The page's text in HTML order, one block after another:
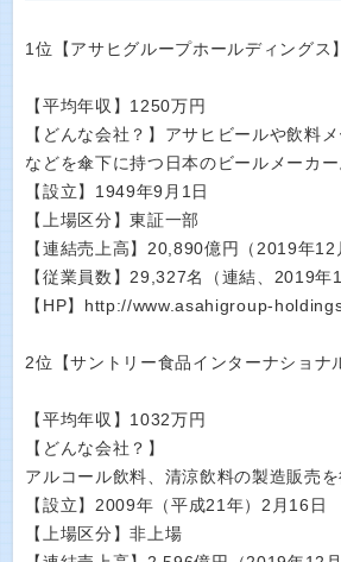
1位【アサヒグループホールディングス】
【平均年収】1250万円
【どんな会社？】アサヒビールや飲料
などを傘下に持つ日本のビールメーカー
【設立】1949年9月1日
【上場区分】東証一部
【連結売上高】20,890億円（2019年12
【従業員数】29,327名（連結、2019年
【HP】http://www.asahigroup-
2位【サントリー食品インターナショナ
【平均年収】1032万円
【どんな会社？】
アルコール飲料、清涼飲料の製造販売を
【設立】2009年（平成21年）2月16日
【上場区分】非上場